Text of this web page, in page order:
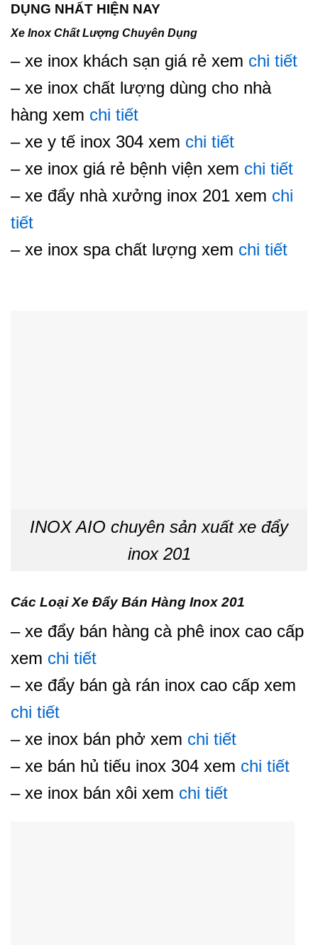
DỤNG NHẤT HIỆN NAY
Xe Inox Chất Lượng Chuyên Dụng
– xe inox khách sạn giá rẻ xem chi tiết
– xe inox chất lượng dùng cho nhà
hàng xem chi tiết
– xe y tế inox 304 xem chi tiết
– xe inox giá rẻ bệnh viện xem chi tiết
– xe đẩy nhà xưởng inox 201 xem chi
tiết
– xe inox spa chất lượng xem chi tiết
INOX AIO chuyên sản xuất xe đẩy
inox 201
Các Loại Xe Đẩy Bán Hàng Inox 201
– xe đẩy bán hàng cà phê inox cao cấp
xem chi tiết
– xe đẩy bán gà rán inox cao cấp xem
chi tiết
– xe inox bán phở xem chi tiết
– xe bán hủ tiếu inox 304 xem chi tiết
– xe inox bán xôi xem chi tiết